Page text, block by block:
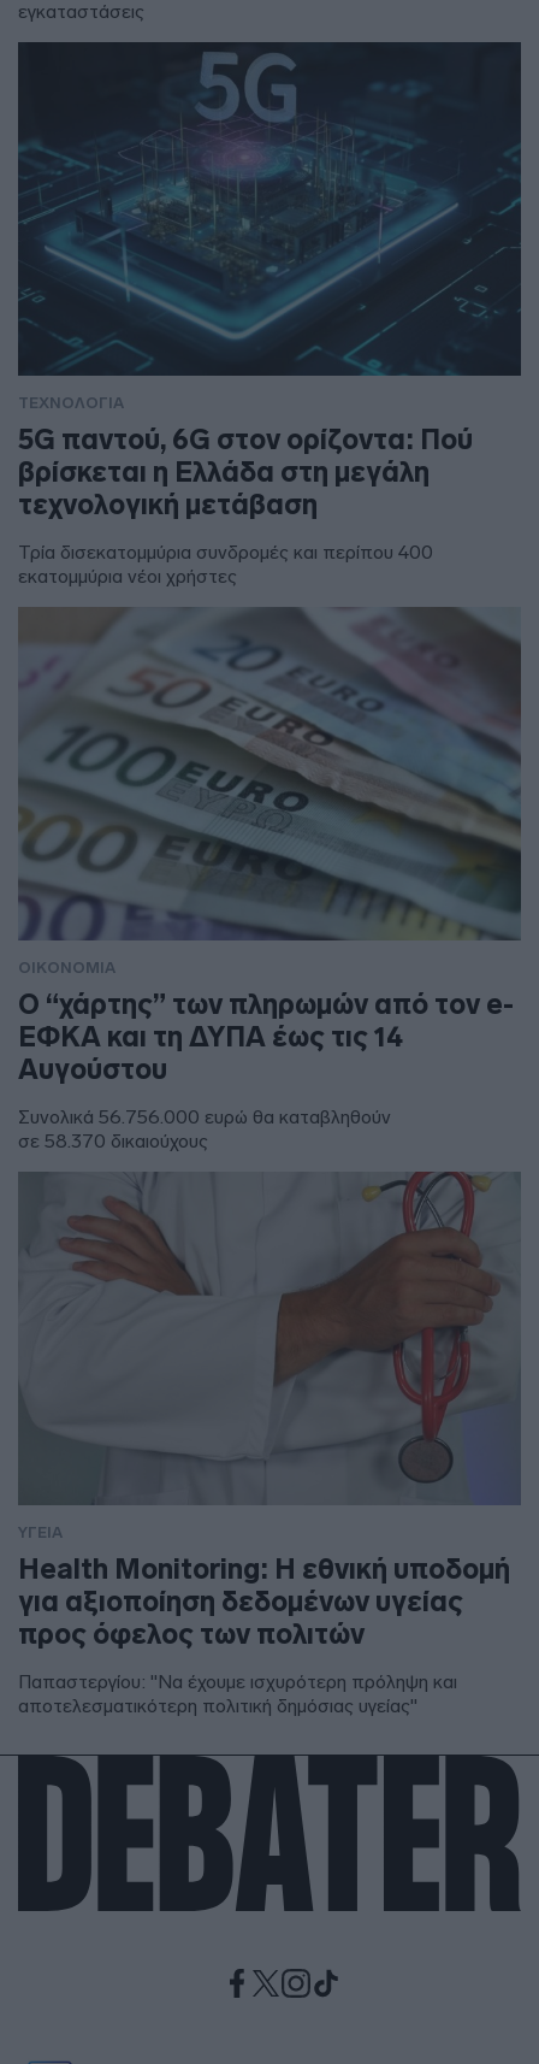
εγκαταστάσεις
ΤΕΧΝΟΛΟΓΙΑ
5G παντού, 6G στον ορίζοντα: Πού
βρίσκεται η Ελλάδα στη μεγάλη
τεχνολογική μετάβαση
Τρία δισεκατομμύρια συνδρομές και περίπου 400
εκατομμύρια νέοι χρήστες
ΟΙΚΟΝΟΜΙΑ
Ο “χάρτης” των πληρωμών από τον e-
ΕΦΚΑ και τη ΔΥΠΑ έως τις 14
Αυγούστου
Συνολικά 56.756.000 ευρώ θα καταβληθούν
σε 58.370 δικαιούχους
ΥΓΕΙΑ
Health Monitoring: Η εθνική υποδομή
για αξιοποίηση δεδομένων υγείας
προς όφελος των πολιτών
Παπαστεργίου: "Να έχουμε ισχυρότερη πρόληψη και
αποτελεσματικότερη πολιτική δημόσιας υγείας"